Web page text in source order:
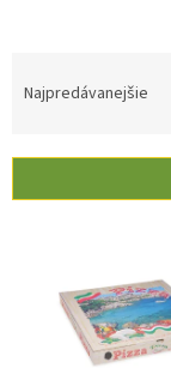
i
Najpredávanejšie